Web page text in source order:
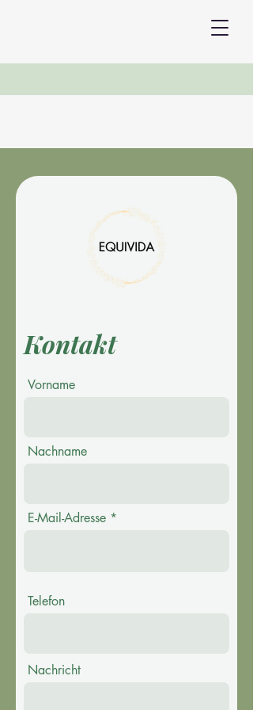
Kontakt
Vorname
Nachname
E-Mail-Adresse
Telefon
Nachricht